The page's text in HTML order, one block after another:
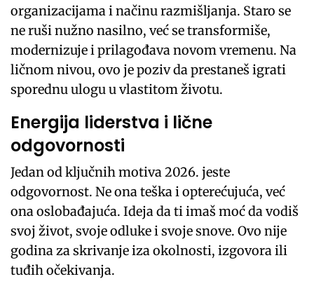
organizacijama i načinu razmišljanja. Staro se
ne ruši nužno nasilno, već se transformiše,
modernizuje i prilagođava novom vremenu. Na
ličnom nivou, ovo je poziv da prestaneš igrati
sporednu ulogu u vlastitom životu.
Energija liderstva i lične
odgovornosti
Jedan od ključnih motiva 2026. jeste
odgovornost. Ne ona teška i opterećujuća, već
ona oslobađajuća. Ideja da ti imaš moć da vodiš
svoj život, svoje odluke i svoje snove. Ovo nije
godina za skrivanje iza okolnosti, izgovora ili
tuđih očekivanja.